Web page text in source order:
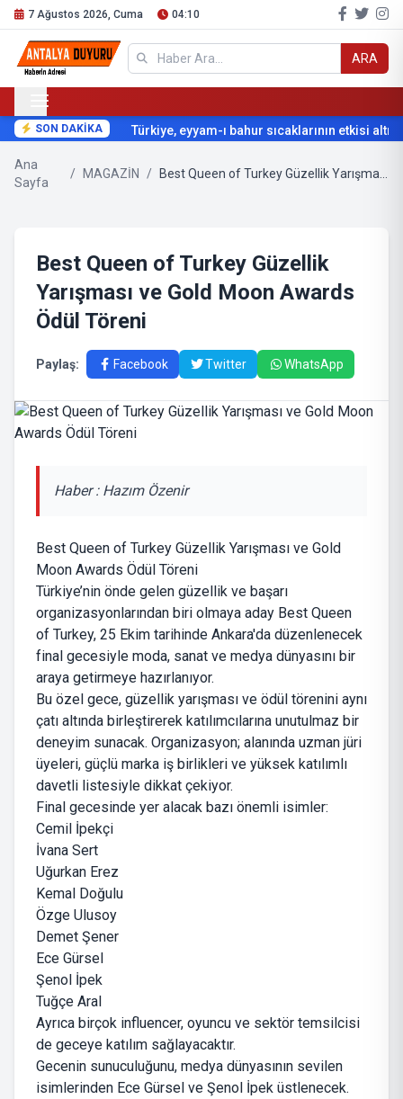
7 Ağustos 2026, Cuma 04:10
ARA
SON DAKİKA Türkiye, eyyam-ı bahur sıcaklarının etkisi
Ana
Sayfa
/ MAGAZİN /
Best Queen of Turkey Güzellik
Yarışması ve Gold Moon Awards
Ödül Töreni
Paylaş: Facebook Twitter WhatsApp
Haber : Hazım Özenir
Best Queen of Turkey Güzellik Yarışması ve Gold
Moon Awards Ödül Töreni
Türkiye’nin önde gelen güzellik ve başarı
organizasyonlarından biri olmaya aday Best Queen
of Turkey, 25 Ekim tarihinde Ankara'da düzenlenecek
final gecesiyle moda, sanat ve medya dünyasını bir
araya getirmeye hazırlanıyor.
Bu özel gece, güzellik yarışması ve ödül törenini aynı
çatı altında birleştirerek katılımcılarına unutulmaz bir
deneyim sunacak. Organizasyon; alanında uzman jüri
üyeleri, güçlü marka iş birlikleri ve yüksek katılımlı
davetli listesiyle dikkat çekiyor.
Final gecesinde yer alacak bazı önemli isimler:
Cemil İpekçi
İvana Sert
Uğurkan Erez
Kemal Doğulu
Özge Ulusoy
Demet Şener
Ece Gürsel
Şenol İpek
Tuğçe Aral
Ayrıca birçok influencer, oyuncu ve sektör temsilcisi
de geceye katılım sağlayacaktır.
Gecenin sunuculuğunu, medya dünyasının sevilen
isimlerinden Ece Gürsel ve Şenol İpek üstlenecek.